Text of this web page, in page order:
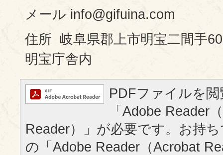
メール info@gifuina.com
住所 岐阜県郡上市明宝二間手
明宝庁舎内
PDFファイルを
「Adobe Reader
Reader）」が必要です。お持
の「Adobe Reader（Acrobat